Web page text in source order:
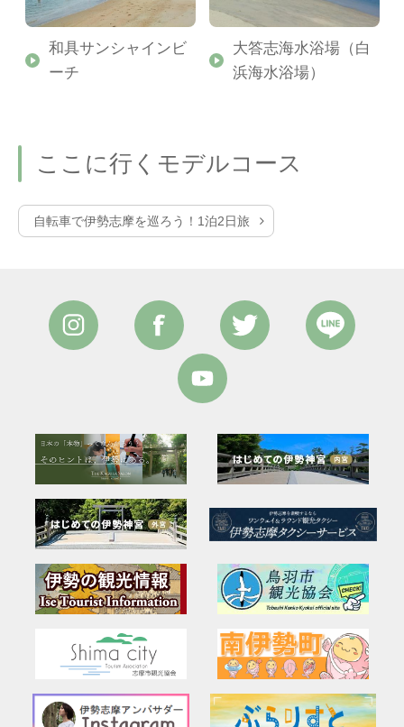
和具サンシャインビ
ーチ
大答志海水浴場（白
浜海水浴場）
ここに行くモデルコース
自転車で伊勢志摩を巡ろう！1泊2日旅